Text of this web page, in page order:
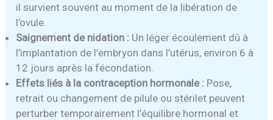
il survient souvent au moment de la libération de
l’ovule.
Saignement de nidation : Un léger écoulement dû à
l’implantation de l’embryon dans l’utérus, environ 6 à
12 jours après la fécondation.
Effets liés à la contraception hormonale : Pose,
retrait ou changement de pilule ou stérilet peuvent
perturber temporairement l’équilibre hormonal et